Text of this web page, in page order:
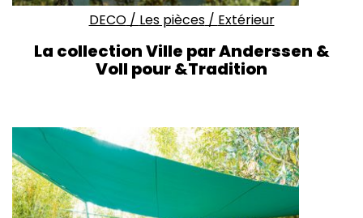
DECO/ Les pièces/ Extérieur
La collection Ville par Anderssen &
Voll pour &Tradition